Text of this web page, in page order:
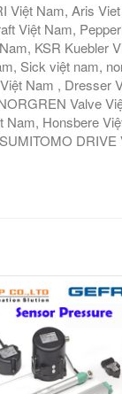
Việt Nam, Aris
Việt Nam,
KSR Kuebler
Sick việt nam,
Nam , Dresser
Valve
Honsbere